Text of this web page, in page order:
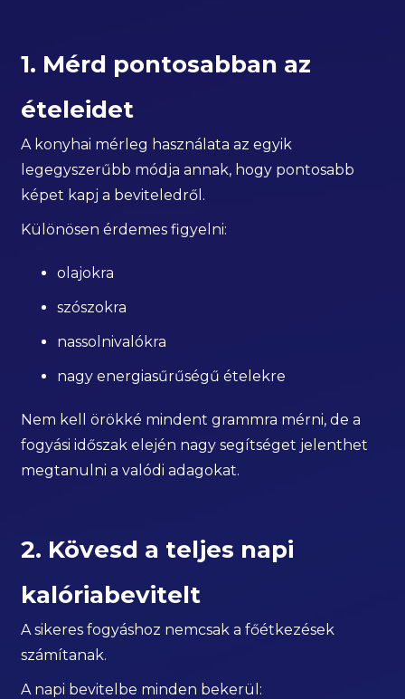
1. Mérd pontosabban az
ételeidet
A konyhai mérleg használata az egyik
legegyszerűbb módja annak, hogy pontosabb
képet kapj a beviteledről.
Különösen érdemes figyelni:
olajokra
szószokra
nassolnivalókra
nagy energiasűrűségű ételekre
Nem kell örökké mindent grammra mérni, de a
fogyási időszak elején nagy segítséget jelenthet
megtanulni a valódi adagokat.
2. Kövesd a teljes napi
kalóriabevitelt
A sikeres fogyáshoz nemcsak a főétkezések
számítanak.
A napi bevitelbe minden bekerül: